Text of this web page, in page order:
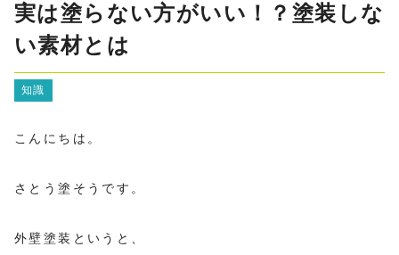
実は塗らない方がいい！？塗装しな
い素材とは
知識
こんにちは。
さとう塗そうです。
外壁塗装というと、